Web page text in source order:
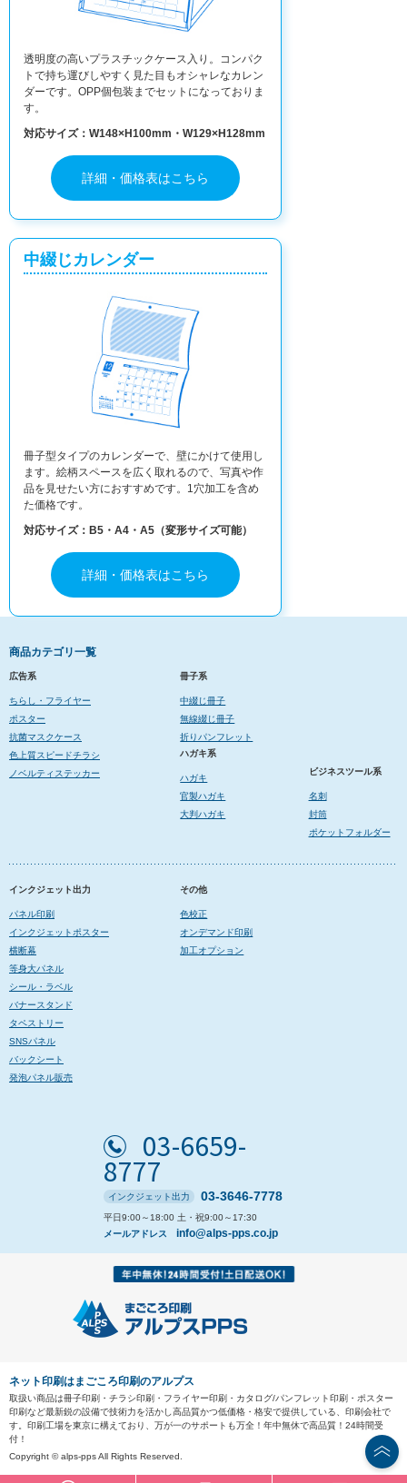
透明度の高いプラスチックケース入り。コンパク
トで持ち運びしやすく見た目もオシャレなカレン
ダーです。OPP個包装までセットになっておりま
す。
対応サイズ：W148×H100mm・W129×H128mm
詳細・価格表はこちら
中綴じカレンダー
冊子型タイプのカレンダーで、壁にかけて使用し
ます。絵柄スペースを広く取れるので、写真や作
品を見せたい方におすすめです。1穴加工を含め
た価格です。
対応サイズ：B5・A4・A5（変形サイズ可能）
詳細・価格表はこちら
商品カテゴリ一覧
広告系
ちらし・フライヤー
ポスター
抗菌マスクケース
色上質スピードチラシ
ノベルティステッカー
冊子系
中綴じ冊子
無線綴じ冊子
折りパンフレット
ハガキ系
ハガキ
官製ハガキ
大判ハガキ
ビジネスツール系
名刺
封筒
ポケットフォルダー
インクジェット出力
パネル印刷
インクジェットポスター
横断幕
等身大パネル
シール・ラベル
バナースタンド
タペストリー
SNSパネル
バックシート
発泡パネル販売
その他
色校正
オンデマンド印刷
加工オプション
03-6659-
8777
インクジェット出力 03-3646-7778
平日9:00～18:00 土・祝9:00～17:30
メールアドレス
info@alps-pps.co.jp
ネット印刷はまごころ印刷のアルプス
取扱い商品は冊子印刷・チラシ印刷・フライヤー印刷・カタログ/パンフレット印刷・ポスター
印刷など最新鋭の設備で技術力を活かし高品質かつ低価格・格安で提供している、印刷会社で
す。印刷工場を東京に構えており、万が一のサポートも万全！年中無休で高品質！24時間受
付！
Copyright © alps-pps All Rights Reserved.